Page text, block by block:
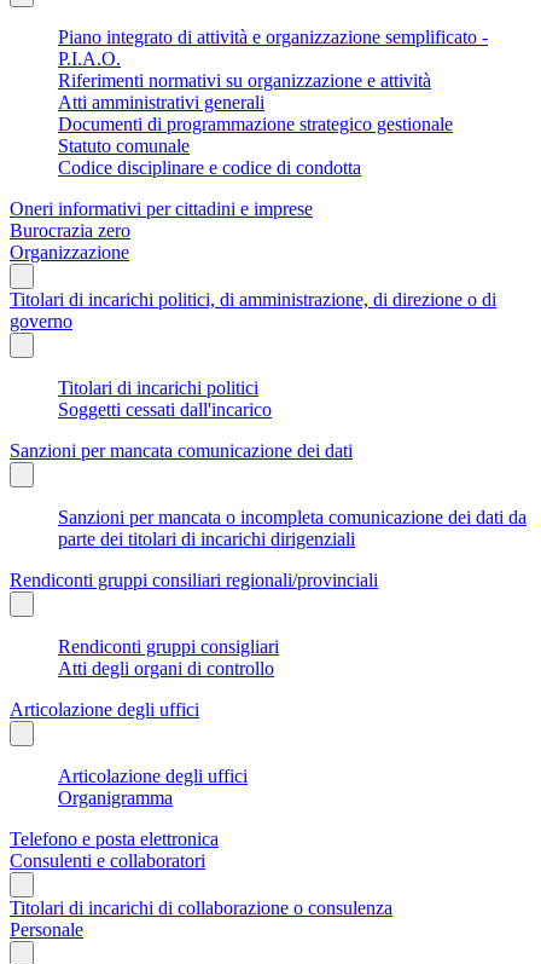
Piano integrato di attività e organizzazione semplificato -
P.I.A.O.
Riferimenti normativi su organizzazione e attività
Atti amministrativi generali
Documenti di programmazione strategico gestionale
Statuto comunale
Codice disciplinare e codice di condotta
Oneri informativi per cittadini e imprese
Burocrazia zero
Organizzazione
Titolari di incarichi politici, di amministrazione, di direzione o di
governo
Titolari di incarichi politici
Soggetti cessati dall'incarico
Sanzioni per mancata comunicazione dei dati
Sanzioni per mancata o incompleta comunicazione dei dati da
parte dei titolari di incarichi dirigenziali
Rendiconti gruppi consiliari regionali/provinciali
Rendiconti gruppi consigliari
Atti degli organi di controllo
Articolazione degli uffici
Articolazione degli uffici
Organigramma
Telefono e posta elettronica
Consulenti e collaboratori
Titolari di incarichi di collaborazione o consulenza
Personale